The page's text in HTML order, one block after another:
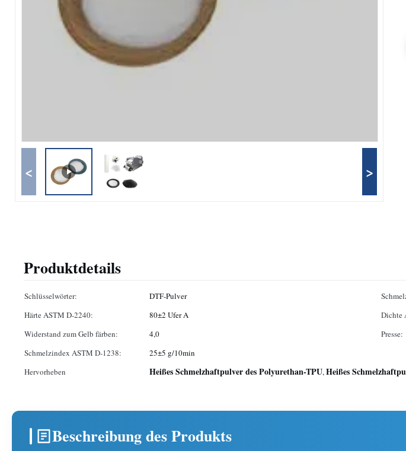
< >
Produktdetails
Schlüsselwörter: DTF-Pulver
Härte ASTM D-2240:
80±2 Ufer A Dichte
Widerstand zum Gelb färben:
4,0 Presse:
Schmelzindex ASTM D-1238:
25±5 g/10min
Hervorheben
Heißes Schmelzhaftpulver des Polyurethan-TPU,Heißes
Beschreibung des Produkts